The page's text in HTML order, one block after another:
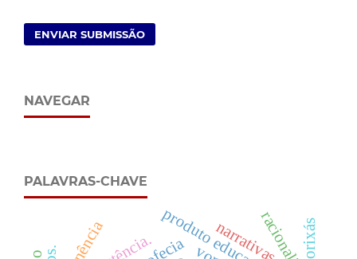
ENVIAR SUBMISSÃO
NAVEGAR
PALAVRAS-CHAVE
orixás
narrativas